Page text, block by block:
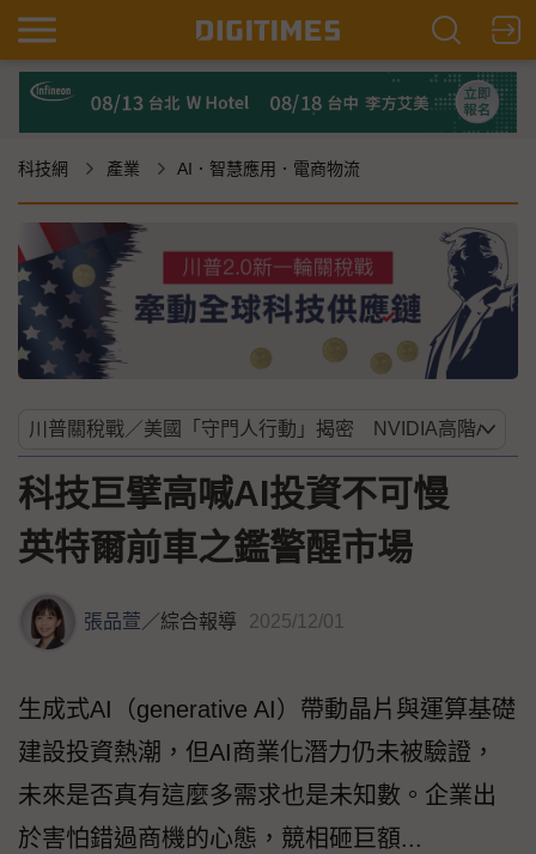
科技網 產業 AI．智慧應用．電商物流
科技巨擘高喊AI投資不可慢
英特爾前車之鑑警醒市場
張品萱 ／綜合報導 2025/12/01
生成式AI（generative AI）帶動晶片與運算基礎
建設投資熱潮，但AI商業化潛力仍未被驗證，
未來是否真有這麼多需求也是未知數。企業出
於害怕錯過商機的心態，競相砸巨額...